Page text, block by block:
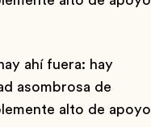
ahí fuera: hay
asombrosa de
alto de apoyo